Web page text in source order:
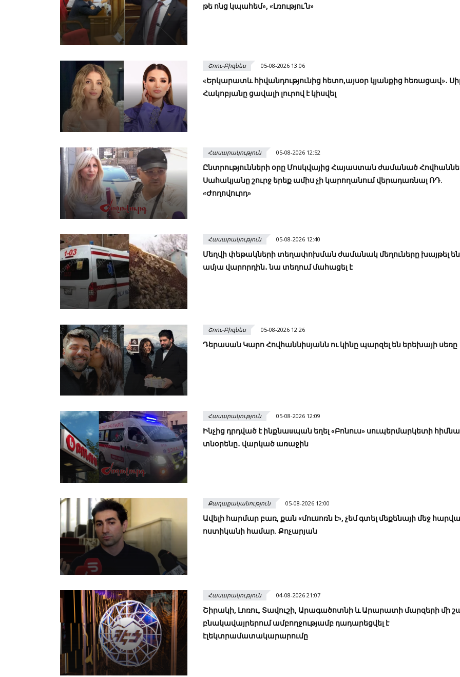
թե ոնց կպահեմ», «Լռությու՛ն»
Շոու-Բիզնես 05-08-2026 13:06
«Երկարատև հիվանդությունից հետո,այսօր կյանքից հեռացավ»․
Հակոբյանը ցավալի լուրով է կիսվել
Հասարակություն 05-08-2026 12:52
Ընտրությունների օրը Մոսկվայից Հայաստան ժամանած
Սահակյանը շուրջ երեք ամիս չի կարողանում վերադառնալ ՌԴ.
«Ժողովուրդ»
Հասարակություն 05-08-2026 12:40
Մեղվի փեթակների տեղափոխման ժամանակ մեղուները խայթել են
ամյա վարորդին․ նա տեղում մահացել է
Շոու-Բիզնես 05-08-2026 12:26
Դերասան Կարո Հովհաննիսյանն ու կինը պարզել են երեխայի սեռը
Հասարակություն 05-08-2026 12:09
Ինչից դրդված է ինքնաuպան եղել «Բոնուս» սուպերմարկետի
տնօրենը․ վարկած առաջին
Քաղաքականություն 05-08-2026 12:00
Ավելի հարմար բառ, քան «մուսոռն է», չեմ գտել մեքենայի մեջ
ոստիկանի համար. Քոչարյան
Հասարակություն 04-08-2026 21:07
Շիրակի, Լոռու, Տավուշի, Արագածոտնի և Արարատի մարզերի մի
բնակավայրերում ամբողջությամբ դադարեցվել է
էլեկտրամատակարարումը